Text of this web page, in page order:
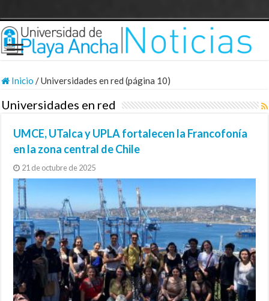
Inicio /Universidades en red (página 10)
Universidades en red
UMCE, UTalca y UPLA fortalecen la Francofonía
en la zona central de Chile
21 de octubre de 2025